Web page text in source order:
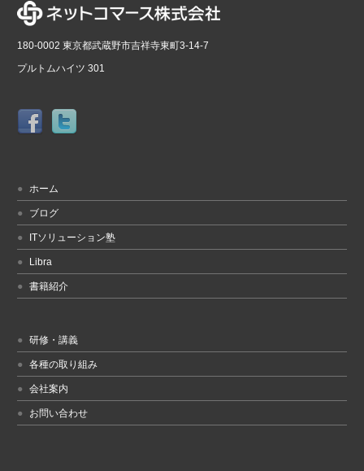
180-0002 東京都武蔵野市吉祥寺東町3-14-7
プルトムハイツ 301
ホーム
ブログ
ITソリューション塾
Libra
書籍紹介
研修・講義
各種の取り組み
会社案内
お問い合わせ